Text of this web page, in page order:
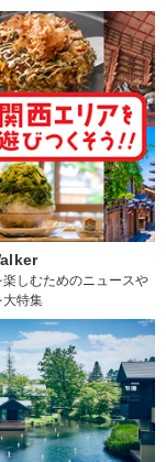
しむためのニュースや
大特集